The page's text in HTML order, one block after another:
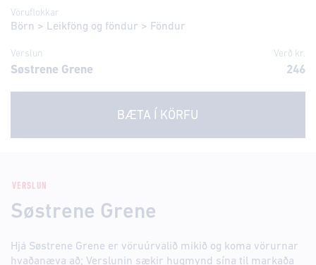
Vöruflokkar
Börn > Leikföng og föndur > Föndur
Verslun Verð kr.
Søstrene Grene 246
BÆTA Í KÖRFU
VERSLUN
Søstrene Grene
Hjá Søstrene Grene er vöruúrvalið mikið og koma vörurnar
hvaðanæva að; Verslunin sækir hugmynd sína til markaða